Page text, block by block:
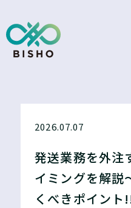
2026.07.07
発送業務を外注
イミングを解説
くべきポイント